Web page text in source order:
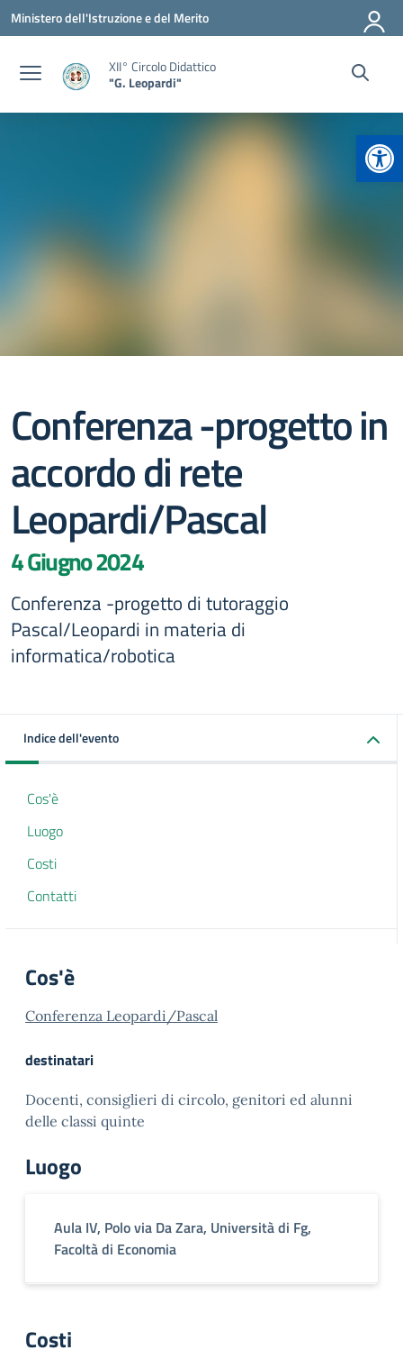
Vai ai contenuti
Vai al menu di navigazione
Vai al footer
Ministero dell'Istruzione e del Merito
XII° Circolo Didattico
"G. Leopardi"
Conferenza -progetto in
accordo di rete
Leopardi/Pascal
4 Giugno 2024
Conferenza -progetto di tutoraggio
Pascal/Leopardi in materia di
informatica/robotica
Indice dell'evento
Cos'è
Luogo
Costi
Contatti
Cos'è
Conferenza Leopardi/Pascal
destinatari
Docenti, consiglieri di circolo, genitori ed alunni
delle classi quinte
Luogo
Aula IV, Polo via Da Zara, Università di Fg,
Facoltà di Economia
Costi